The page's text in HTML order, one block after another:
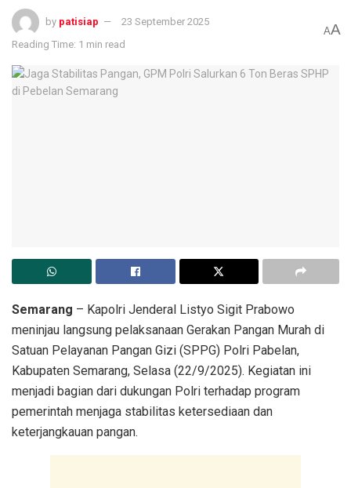
by patisiap
23 September 2025
Reading Time: 1 min read
AA
Semarang – Kapolri Jenderal Listyo Sigit Prabowo
meninjau langsung pelaksanaan Gerakan Pangan Murah di
Satuan Pelayanan Pangan Gizi (SPPG) Polri Pabelan,
Kabupaten Semarang, Selasa (22/9/2025). Kegiatan ini
menjadi bagian dari dukungan Polri terhadap program
pemerintah menjaga stabilitas ketersediaan dan
keterjangkauan pangan.